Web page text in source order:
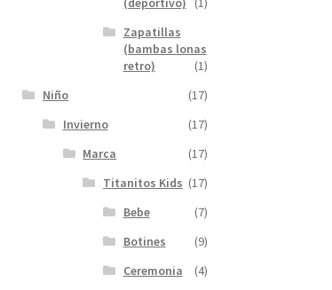
Zapatillas
(bambas lonas
retro)
(1)
Niño
(17)
Invierno
(17)
Marca
(17)
Titanitos Kids (17)
Bebe
(7)
Botines
(9)
Ceremonia
(4)